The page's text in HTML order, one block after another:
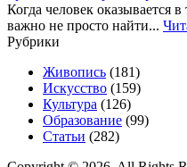
Когда человек оказывается
важно не просто найти...
Рубрики
Живопись (181)
Искусство (159)
Культура (126)
Образование (99)
Статьи (282)